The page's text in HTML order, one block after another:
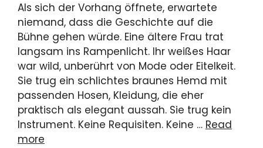
Als sich der Vorhang öffnete, erwartete
niemand, dass die Geschichte auf die
Bühne gehen würde. Eine ältere Frau trat
langsam ins Rampenlicht. Ihr weißes Haar
war wild, unberührt von Mode oder Eitelkeit.
Sie trug ein schlichtes braunes Hemd mit
passenden Hosen, Kleidung, die eher
praktisch als elegant aussah. Sie trug kein
Instrument. Keine Requisiten. Keine … Read
more